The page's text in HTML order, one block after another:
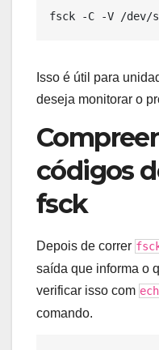
Isso é útil para
deseja monitorar o
códigos
fsck
Depois de correr
saída que informa o
verificar isso com
comando.